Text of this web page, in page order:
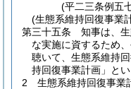
(平二三条例五
(生態系維持回復事業
第三十五条
知事は、
な実施に資するため
聴いて、生態系維持
持回復事業計画」と
2
生態系維持回復事業